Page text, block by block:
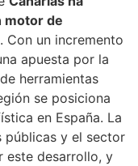
motor de
. Con un incremento
apuesta por la
herramientas
se posiciona
en España. La
públicas y el sector
este desarrollo, y